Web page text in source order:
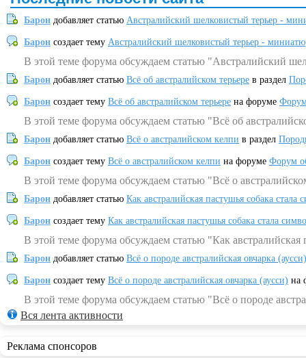
Барон добавляет статью Австралийский шелковистый терьер -
Барон создает тему Австралийский шелковистый терьер -
В этой теме форума обсуждаем статью "Австралийский
Барон добавляет статью Всё об австралийском терьере в раздел
Барон создает тему Всё об австралийском терьере на форуме
В этой теме форума обсуждаем статью "Всё об
Барон добавляет статью Всё о австралийском келпи в раздел
Барон создает тему Всё о австралийском келпи на форуме Форум
В этой теме форума обсуждаем статью "Всё о
Барон добавляет статью Как австралийская пастушья собака
Барон создает тему Как австралийская пастушья собака стала
В этой теме форума обсуждаем статью "Как
Барон добавляет статью Всё о породе австралийская овчарка (аусси)
Барон создает тему Всё о породе австралийская овчарка (аусси) на
В этой теме форума обсуждаем статью "Всё о породе
Вся лента активности
Реклама спонсоров